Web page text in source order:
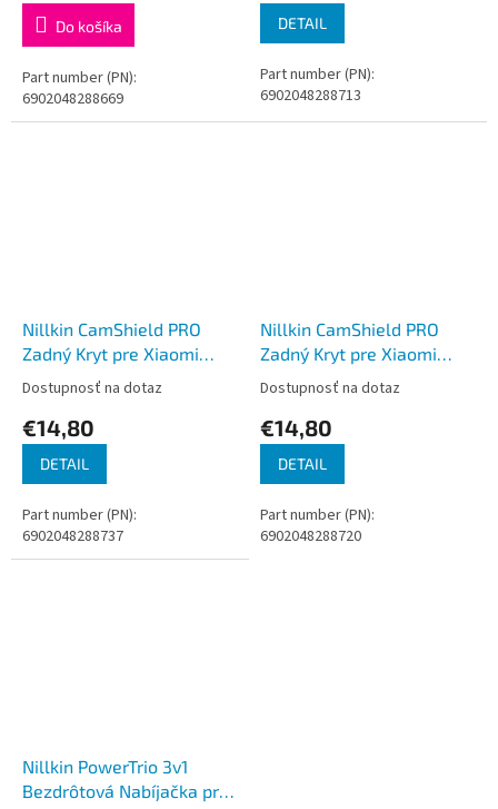
Do košíka
Part number (PN):
6902048288669
DETAIL
Part number (PN):
6902048288713
Nillkin CamShield PRO
Zadný Kryt pre Xiaomi
Redmi Note 14 Pro+ 5G
Dark Green
Dostupnosť na dotaz
€14,80
DETAIL
Part number (PN):
6902048288737
Nillkin CamShield PRO
Zadný Kryt pre Xiaomi
Redmi Note 14 Pro+ 5G
Dostupnosť na dotaz
€14,80
DETAIL
Part number (PN):
6902048288720
Nillkin PowerTrio 3v1
Bezdrôtová Nabíjačka pre